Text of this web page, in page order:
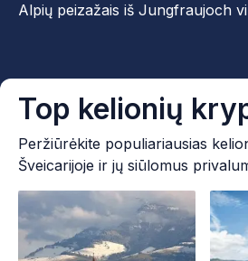
Alpių peizažais iš Jungfraujoch
Top kelionių
Peržiūrėkite populiariausias
Šveicarijoje ir jų siūlomus